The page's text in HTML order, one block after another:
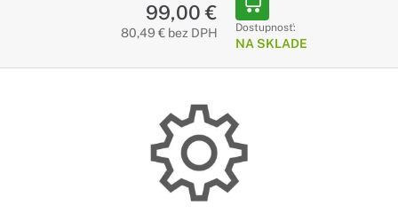
99,00 €
80,49 € bez DPH Dostupnosť:
NA SKLADE